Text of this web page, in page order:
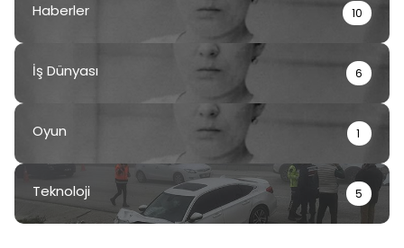
Haberler 10
İş Dünyası 6
Oyun 1
Teknoloji 5